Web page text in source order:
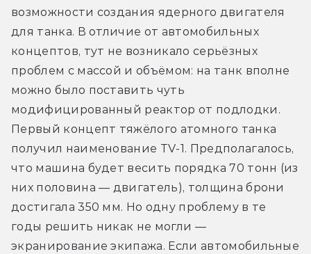
возможности создания ядерного двигателя
для танка. В отличие от автомобильных
концептов, тут не возникало серьёзных
проблем с массой и объёмом: на танк вполне
можно было поставить чуть
модифицированный реактор от подлодки.
Первый концепт тяжёлого атомного танка
получил наименование TV-1. Предполагалось,
что машина будет весить порядка 70 тонн (из
них половина — двигатель), толщина брони
достигала 350 мм. Но одну проблему в те
годы решить никак не могли —
экранирование экипажа. Если автомобильные